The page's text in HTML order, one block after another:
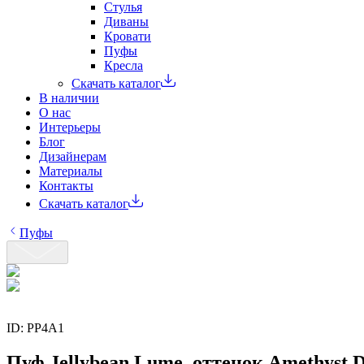
Стулья
Диваны
Кровати
Пуфы
Кресла
Скачать каталог
В наличии
О нас
Интерьеры
Блог
Дизайнерам
Материалы
Контакты
Скачать каталог
Пуфы
ID: PP4A1